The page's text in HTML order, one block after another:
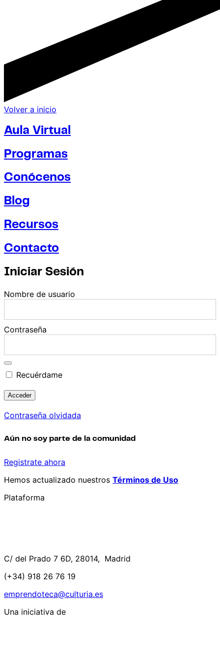
Volver a inicio
Aula Virtual
Programas
Conócenos
Blog
Recursos
Contacto
Iniciar Sesión
Nombre de usuario
Contraseña
Recuérdame
Contraseña olvidada
Aún no soy parte de la comunidad
Registrate ahora
Hemos actualizado nuestros Términos de Uso
Plataforma
C/ del Prado 7 6D, 28014, Madrid
(+34) 918 26 76 19
emprendoteca@culturia.es
Una iniciativa de